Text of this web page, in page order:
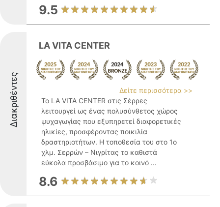
9.5
Διακριθέντες
LA VITA CENTER
Δείτε περισσότερα >>
Το LA VITA CENTER στις Σέρρες
λειτουργεί ως ένας πολυσύνθετος χώρος
ψυχαγωγίας που εξυπηρετεί διαφορετικές
ηλικίες, προσφέροντας ποικιλία
δραστηριοτήτων. Η τοποθεσία του στο 1ο
χλμ. Σερρών – Νιγρίτας το καθιστά
εύκολα προσβάσιμο για το κοινό ...
8.6